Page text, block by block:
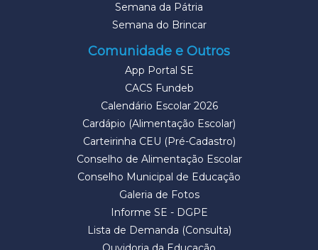
Semana da Pátria
Semana do Brincar
Comunidade e Outros
App Portal SE
CACS Fundeb
Calendário Escolar 2026
Cardápio (Alimentação Escolar)
Carteirinha CEU (Pré-Cadastro)
Conselho de Alimentação Escolar
Conselho Municipal de Educação
Galeria de Fotos
Informe SE - DGPE
Lista de Demanda (Consulta)